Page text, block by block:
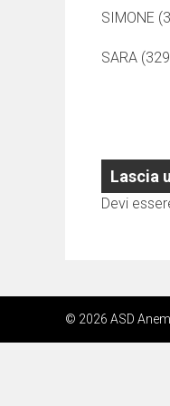
SIMONE
SARA
Lascia
Devi
© 2026 ASD